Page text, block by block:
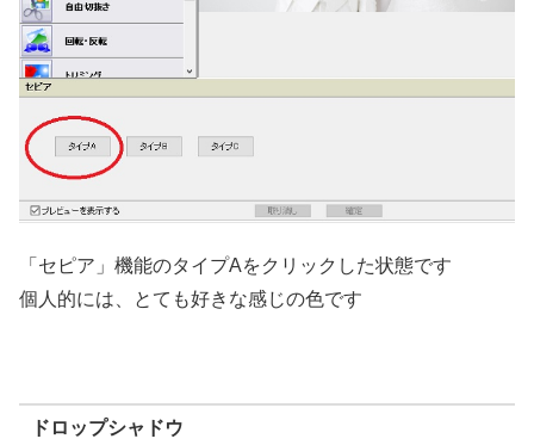
「セピア」機能のタイプAをクリックした状態です
個人的には、とても好きな感じの色です
ドロップシャドウ